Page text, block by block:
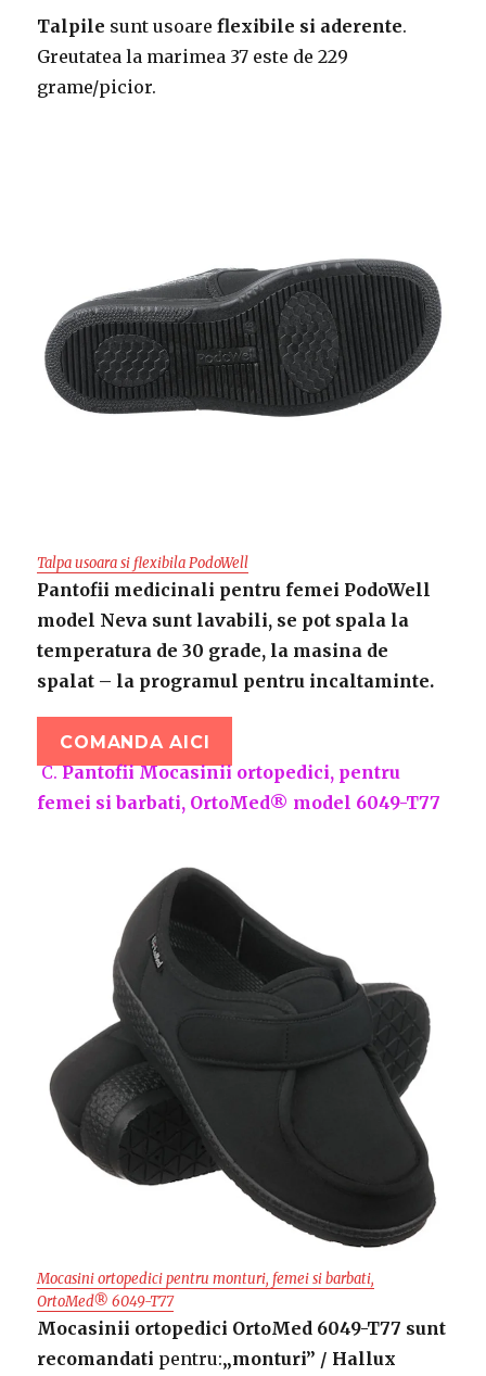
Talpile sunt usoare flexibile si aderente.
Greutatea la marimea 37 este de 229
grame/picior.
Talpa usoara si flexibila PodoWell
Pantofii medicinali pentru femei PodoWell
model Neva sunt lavabili, se pot spala la
temperatura de 30 grade, la masina de
spalat – la programul pentru incaltaminte.
COMANDA AICI
C.Pantofii Mocasinii ortopedici, pentru
femei si barbati, OrtoMed® model 6049-T77
Mocasini ortopedici pentru monturi, femei si barbati,
OrtoMed® 6049-T77
Mocasinii ortopedici OrtoMed 6049-T77 sunt
recomandati pentru:„monturi” / Hallux